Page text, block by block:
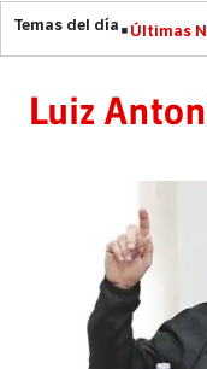
Últimas
Luiz